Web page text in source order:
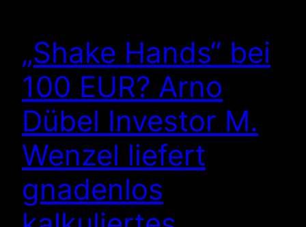
„Shake Hands“ bei
100 EUR? Arno
Dübel Investor M.
Wenzel liefert
gnadenlos